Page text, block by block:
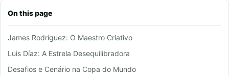
On this page
James Rodríguez: O Maestro Criativo
Luis Díaz: A Estrela Desequilibradora
Desafios e Cenário na Copa do Mundo